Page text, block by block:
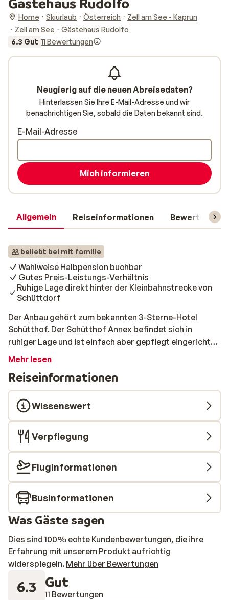
Home Skiurlaub Österreich
Zell am See - Kaprun
Zell am See
Gästehaus Rudolfo
6.3 Gut 11 Bewertungen
Allgemein Reiseinformationen Bewertungen
beliebt bei mit familie
Wahlweise Halbpension buchbar
Gutes Preis-Leistungs-Verhältnis
Ruhige Lage direkt hinter der Kleinbahnstrecke von
Schüttdorf
Der Anbau gehört zum bekannten 3-Sterne-Hotel
Schütthof. Der Schütthof Annex befindet sich in
ruhiger Lage und ist einfach aber gepflegt eingerichtet.
Die Dependance ist etwa 200 Meter vom Hotel
Außerdem ist von hier aus alles leicht zu erreichen! Der
Skibus und ein großer Lift sind in der Nähe, so dass Sie
schnell auf die Beine kommen können, wenn Sie wollen!
Mehr lesen
Reiseinformationen
Wissenswert
Verpflegung
Fluginformationen
Businformationen
Was Gäste sagen
Dies sind 100% echte Kundenbewertungen, die ihre
Erfahrung mit unserem Produkt aufrichtig
widerspiegeln. Mehr über Bewertungen
6.3 Gut
11 Bewertungen
Neugierig auf die neuen Abreisedaten?
Hinterlassen Sie Ihre E-Mail-Adresse und wir
benachrichtigen Sie, sobald die Daten bekannt sind.
E-Mail-Adresse
Mich informieren